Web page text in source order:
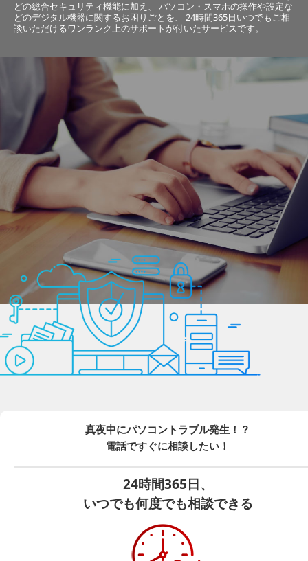
どの総合セキュリティ機能に加え、
パソコン・スマホの操作や設定な
どのデジタル機器に関するお困りごとを、
24時間365日いつでもご相
談いただけるワンランク上のサポートが付いたサービスです。
真夜中にパソコントラブル発生！？
電話ですぐに相談したい！
24時間365日、
いつでも何度でも相談できる